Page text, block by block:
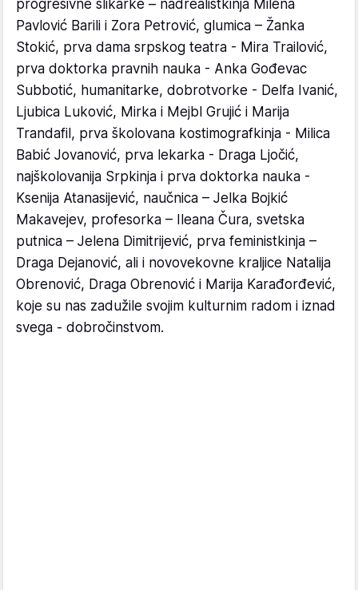
progresivne slikarke – nadrealistkinja Milena
Pavlović Barili i Zora Petrović, glumica – Žanka
Stokić, prva dama srpskog teatra - Mira Trailović,
prva doktorka pravnih nauka - Anka Gođevac
Subbotić, humanitarke, dobrotvorke - Delfa Ivanić,
Ljubica Luković, Mirka i Mejbl Grujić i Marija
Trandafil, prva školovana kostimografkinja - Milica
Babić Jovanović, prva lekarka - Draga Ljočić,
najškolovanija Srpkinja i prva doktorka nauka -
Ksenija Atanasijević, naučnica – Jelka Bojkić
Makavejev, profesorka – Ileana Čura, svetska
putnica – Jelena Dimitrijević, prva feministkinja –
Draga Dejanović, ali i novovekovne kraljice Natalija
Obrenović, Draga Obrenović i Marija Karađorđević,
koje su nas zadužile svojim kulturnim radom i iznad
svega - dobročinstvom.